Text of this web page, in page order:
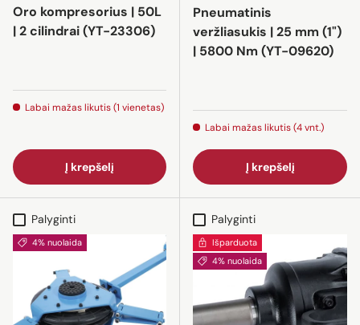
Oro kompresorius | 50L
| 2 cilindrai (YT-23306)
Labai mažas likutis (1 vienetas)
Į krepšelį
Pneumatinis
veržliasukis | 25 mm (1")
| 5800 Nm (YT-09620)
Labai mažas likutis (4 vnt.)
Į krepšelį
Palyginti
4% nuolaida
Palyginti
Išparduota
4% nuolaida